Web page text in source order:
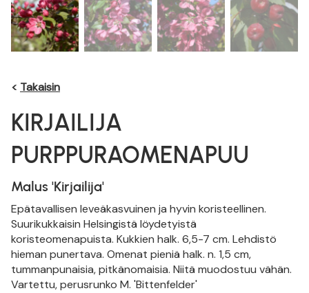
< Takaisin
KIRJAILIJA
PURPPURAOMENAPUU
Malus 'Kirjailija'
Epätavallisen leveäkasvuinen ja hyvin koristeellinen.
Suurikukkaisin Helsingistä löydetyistä
koristeomenapuista. Kukkien halk. 6,5-7 cm. Lehdistö
hieman punertava. Omenat pieniä halk. n. 1,5 cm,
tummanpunaisia, pitkänomaisia. Niitä muodostuu vähän.
Vartettu, perusrunko M. 'Bittenfelder'